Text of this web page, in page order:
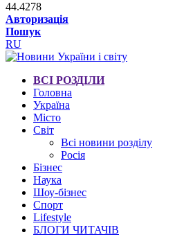
44.4278
Авторизація
Пошук
RU
ВСІ РОЗДІЛИ
Головна
Україна
Місто
Світ
Всі новини розділу
Росія
Бізнес
Наука
Шоу-бізнес
Спорт
Lifestyle
БЛОГИ ЧИТАЧІВ